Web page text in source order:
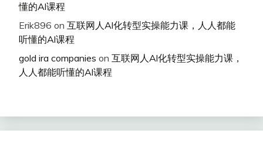
懂的Al课程
Erik896 on 互联网人Al化转型实操能力课，人人都能
听懂的Al课程
gold ira companies on 互联网人Al化转型实操能力课，
人人都能听懂的Al课程